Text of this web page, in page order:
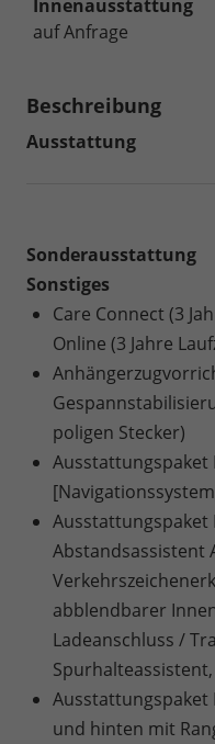
Innenausstattung
auf Anfrage
Beschreibung
Ausstattung
Sonderausstattung
Sonstiges
Care Connect (3
Online (3 Jahre
poligen Stecker)
Ausstattungspaket
Abstandsassistent
abblendbarer
Ladeanschluss /
Ausstattungspaket
und hinten mit